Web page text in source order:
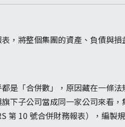
，將整個集團的資產、負債與
是「合併數」，原因藏在一條
下子公司當成同一家公司來看
第 10 號合併財務報表），編製